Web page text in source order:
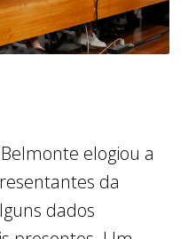
elogiou a
da
dados